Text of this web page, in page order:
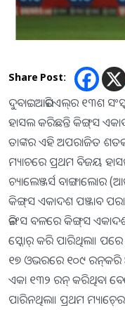
Share Post:
ଦୁବାଇ : ଆଇପିଏଲ୍‍ର ୧୩ଶ
ହାସଲ କରିଛନ୍ତି କିଙ୍ଗ୍‍ସ
ତାଙ୍କର ଏହି ଅପରାଜିତ
ମ୍ୟାଚରେ ପ୍ରଥମ ବିଜୟ
ଚ୍ୟାଲେଞ୍ଜର୍ସ
କିଙ୍ଗ୍‍ସ ଏକାଦଶ ପଞ୍ଜାବ
ଇନିଂସ ବଳରେ କିଙ୍ଗ୍‍ସ
ସ୍କୋର୍‍ କରି ପାରିଥିଲା।
୧୭ ଓଭରରେ ୧୦୯ ରନ୍‍କରି
ଏକା ୧୩୨ ରନ୍‍ କରିଥିବା
ପାରିନଥିଲା। ପ୍ରଥମ